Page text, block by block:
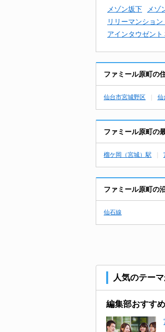
メゾン坂下 メゾ
リリーマンショ
アインタウゼント
ファミール原町の
仙台市宮城野区 仙
ファミール原町の
榴ケ岡（宮城）駅
ファミール原町の
仙石線
人気のテー
編集部おすす